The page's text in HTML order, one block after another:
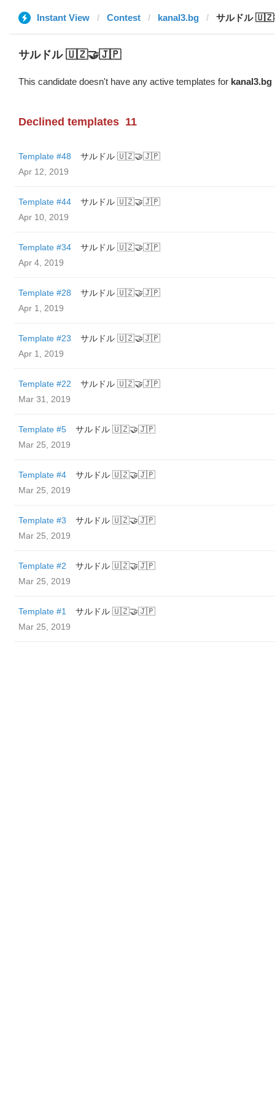
Instant View Contest kanal3.bg サルドル
サルドル 🇺🇿🤝🇯🇵
This candidate doesn't have any active templates for kanal3.bg
Declined templates 11
Template #48
サルドル 🇺🇿🤝🇯🇵
Apr 12, 2019
Template #44
サルドル 🇺🇿🤝🇯🇵
Apr 10, 2019
Template #34
サルドル 🇺🇿🤝🇯🇵
Apr 4, 2019
Template #28
サルドル 🇺🇿🤝🇯🇵
Apr 1, 2019
Template #23
サルドル 🇺🇿🤝🇯🇵
Apr 1, 2019
Template #22
サルドル 🇺🇿🤝🇯🇵
Mar 31, 2019
Template #5
サルドル 🇺🇿🤝🇯🇵
Mar 25, 2019
Template #4
サルドル 🇺🇿🤝🇯🇵
Mar 25, 2019
Template #3
サルドル 🇺🇿🤝🇯🇵
Mar 25, 2019
Template #2
サルドル 🇺🇿🤝🇯🇵
Mar 25, 2019
Template #1
サルドル 🇺🇿🤝🇯🇵
Mar 25, 2019